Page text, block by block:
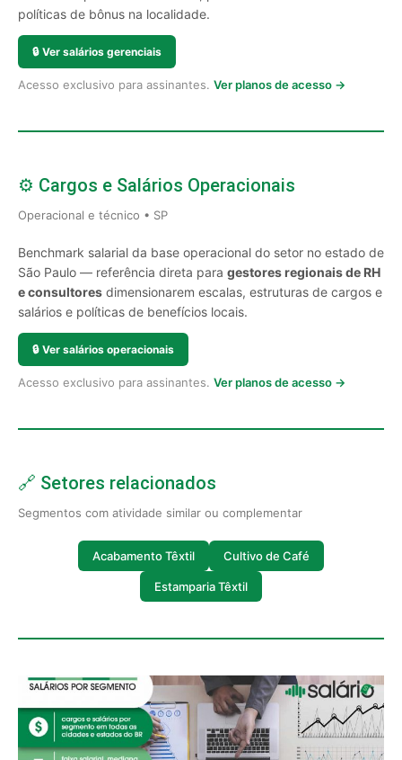
políticas de bônus na localidade.
🔒 Ver salários gerenciais
Acesso exclusivo para assinantes. Ver planos de acesso →
⚙️ Cargos e Salários Operacionais
Operacional e técnico • SP
Benchmark salarial da base operacional do setor no estado de
São Paulo — referência direta para gestores regionais de RH
e consultores dimensionarem escalas, estruturas de cargos e
salários e políticas de benefícios locais.
🔒 Ver salários operacionais
Acesso exclusivo para assinantes. Ver planos de acesso →
🔗 Setores relacionados
Segmentos com atividade similar ou complementar
Acabamento Têxtil Cultivo de Café
Estamparia Têxtil